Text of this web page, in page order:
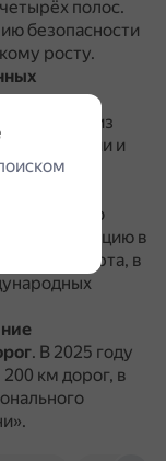
полос.
безопасности
росту.
дороги
одним из
миграции и
Это
эксплуатацию в
аэропорта, в
. В 2025 году
км дорог, в